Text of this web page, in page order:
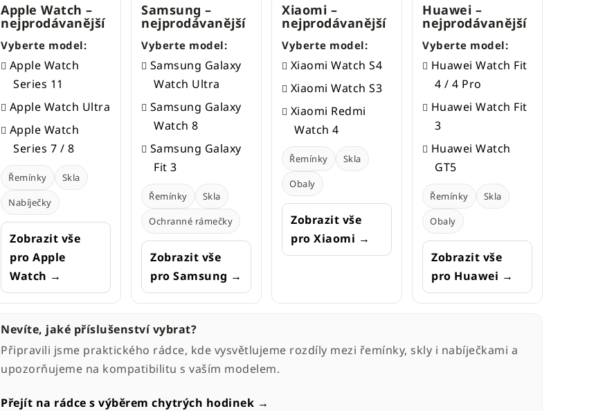
Apple Watch –
nejprodávanější
Vyberte model:
Apple Watch
Series 11
Apple Watch Ultra
Apple Watch
Series 7 / 8
Řemínky
Skla
Nabíječky
Zobrazit vše
pro Apple
Watch →
Samsung –
nejprodávanější
Vyberte model:
Samsung Galaxy
Watch Ultra
Samsung Galaxy
Watch 8
Samsung Galaxy
Fit 3
Řemínky
Skla
Ochranné rámečky
Zobrazit vše
pro Samsung →
Xiaomi –
nejprodávanější
Vyberte model:
Xiaomi Watch S4
Xiaomi Watch S3
Xiaomi Redmi
Watch 4
Řemínky
Skla
Obaly
Zobrazit vše
pro Xiaomi →
Huawei –
nejprodávanější
Vyberte model:
Huawei Watch Fit
4 / 4 Pro
Huawei Watch Fit
3
Huawei Watch
GT5
Řemínky
Skla
Obaly
Zobrazit vše
pro Huawei →
Nevíte, jaké příslušenství vybrat?
Připravili jsme praktického rádce, kde vysvětlujeme rozdíly mezi řemínky, skly i nabíječkami a
upozorňujeme na kompatibilitu s vaším modelem.
Přejít na rádce s výběrem chytrých hodinek →